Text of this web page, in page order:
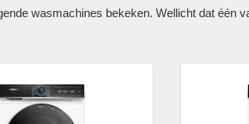
wasmachines bekeken. Wellicht dat één